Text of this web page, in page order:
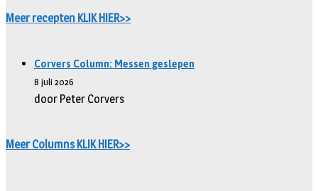
Meer recepten KLIK HIER>>
Corvers Column: Messen geslepen
8 juli 2026
door Peter Corvers
Meer Columns KLIK HIER>>